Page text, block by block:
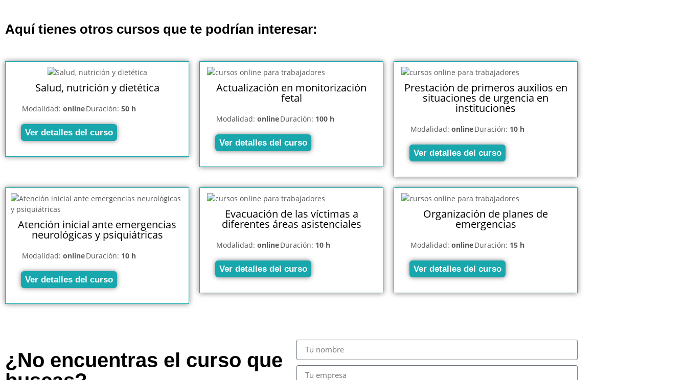
Aquí tienes otros cursos que te podrían interesar:
Salud, nutrición y dietética
Modalidad: onlineDuración: 50 h
Ver detalles del curso
Actualización en monitorización
fetal
Modalidad: onlineDuración: 100 h
Ver detalles del curso
Prestación de primeros auxilios en
situaciones de urgencia en
instituciones
Modalidad: onlineDuración: 10 h
Ver detalles del curso
Atención inicial ante emergencias
neurológicas y psiquiátricas
Modalidad: onlineDuración: 10 h
Ver detalles del curso
Evacuación de las víctimas a
diferentes áreas asistenciales
Modalidad: onlineDuración: 10 h
Ver detalles del curso
Organización de planes de
emergencias
Modalidad: onlineDuración: 15 h
Ver detalles del curso
¿No encuentras el curso que